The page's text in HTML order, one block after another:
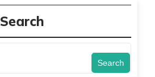
Search
Search